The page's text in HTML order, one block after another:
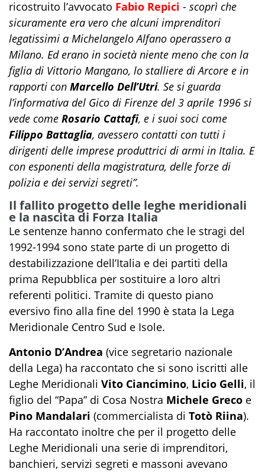
ricostruito l’avvocato Fabio Repici - scoprì che
sicuramente era vero che alcuni imprenditori
legatissimi a Michelangelo Alfano operassero a
Milano. Ed erano in società niente meno che con la
figlia di Vittorio Mangano, lo stalliere di Arcore e in
rapporti con Marcello Dell’Utri. Se si guarda
l’informativa del Gico di Firenze del 3 aprile 1996 si
vede come Rosario Cattafi, e i suoi soci come
Filippo Battaglia, avessero contatti con tutti i
dirigenti delle imprese produttrici di armi in Italia. E
con esponenti della magistratura, delle forze di
polizia e dei servizi segreti”.
Il fallito progetto delle leghe meridionali
e la nascita di Forza Italia
Le sentenze hanno confermato che le stragi del
1992-1994 sono state parte di un progetto di
destabilizzazione dell’Italia e dei partiti della
prima Repubblica per sostituire a loro altri
referenti politici. Tramite di questo piano
eversivo fino alla fine del 1990 è stata la Lega
Meridionale Centro Sud e Isole.
Antonio D’Andrea (vice segretario nazionale
della Lega) ha raccontato che si sono iscritti alle
Leghe Meridionali Vito Ciancimino, Licio Gelli, il
figlio del “Papa” di Cosa Nostra Michele Greco e
Pino Mandalari (commercialista di Totò Riina).
Ha raccontato inoltre che per il progetto delle
Leghe Meridionali una serie di imprenditori,
banchieri, servizi segreti e massoni avevano